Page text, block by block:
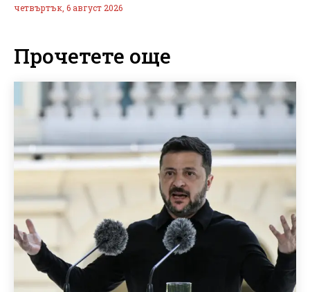
четвъртък, 6 август 2026
Прочетете още